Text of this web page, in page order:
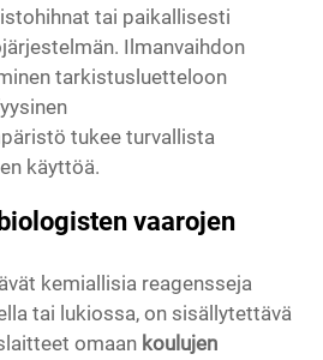
tai paikallisesti
Ilmanvaihdon
tarkistusluetteloon
tukee turvallista
käyttöä.
vaarojen
kemiallisia reagensseja
tai lukiossa, on sisällytettävä
omaan koulujen